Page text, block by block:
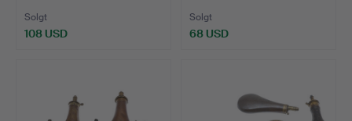
Solgt
108 USD
Solgt
68 USD